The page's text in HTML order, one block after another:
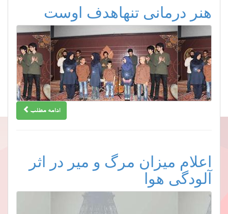
هنر درمانی تنهاهدف اوست
ادامه مطلب
اعلام میزان مرگ و میر در اثر
آلودگی هوا